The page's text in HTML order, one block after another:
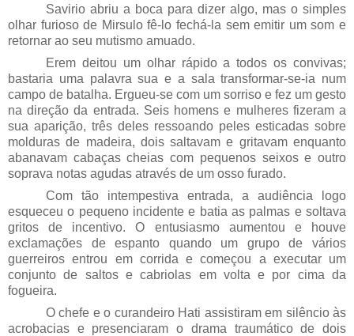
Savirio abriu a boca para dizer algo, mas o simples
olhar furioso de Mirsulo fê-lo fechá-la sem emitir um som e
retornar ao seu mutismo amuado.
Erem deitou um olhar rápido a todos os convivas;
bastaria uma palavra sua e a sala transformar-se-ia num
campo de batalha. Ergueu-se com um sorriso e fez um gesto
na direção da entrada. Seis homens e mulheres fizeram a
sua aparição, três deles ressoando peles esticadas sobre
molduras de madeira, dois saltavam e gritavam enquanto
abanavam cabaças cheias com pequenos seixos e outro
soprava notas agudas através de um osso furado.
Com tão intempestiva entrada, a audiência logo
esqueceu o pequeno incidente e batia as palmas e soltava
gritos de incentivo. O entusiasmo aumentou e houve
exclamações de espanto quando um grupo de vários
guerreiros entrou em corrida e começou a executar um
conjunto de saltos e cabriolas em volta e por cima da
fogueira.
O chefe e o curandeiro Hati assistiram em silêncio às
acrobacias e presenciaram o drama traumático de dois